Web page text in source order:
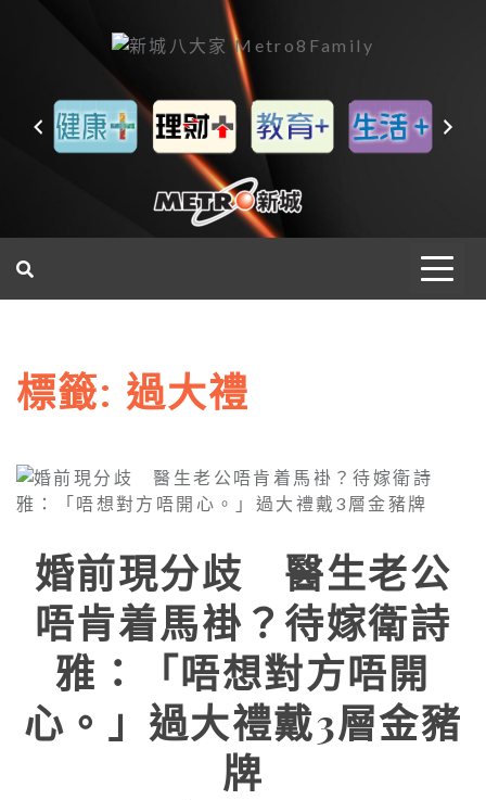
標籤: 過大禮
婚前現分歧 醫生老公
唔肯着馬褂？待嫁衛詩
雅：「唔想對方唔開
心。」過大禮戴3層金豬
牌